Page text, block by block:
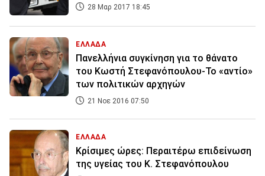
28 Μαρ 2017 18:45
ΕΛΛΑΔΑ
Πανελλήνια συγκίνηση για το θάνατο
του Κωστή Στεφανόπουλου-Το «αντίο»
των πολιτικών αρχηγών
21 Νοε 2016 07:50
ΕΛΛΑΔΑ
Κρίσιμες ώρες: Περαιτέρω επιδείνωση
της υγείας του Κ. Στεφανόπουλου